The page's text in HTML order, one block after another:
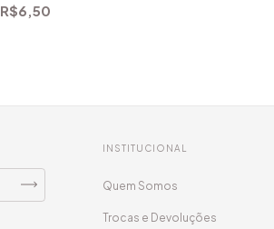
R$6,50
INSTITUCIONAL
Quem Somos
Trocas e Devoluções